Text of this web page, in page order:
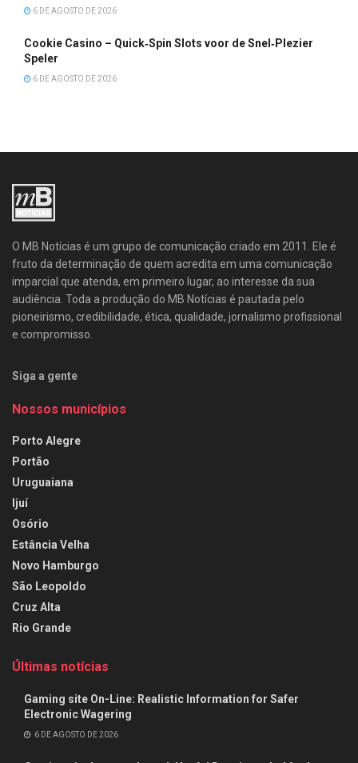
6 DE AGOSTO DE 2026
Cookie Casino – Quick‑Spin Slots voor de Snel‑Plezier
Speler
6 DE AGOSTO DE 2026
O MB Notícias é um grupo de comunicação criado em 2011. Ele é
fruto da determinação de quem acredita em uma comunicação
imparcial que atenda, em primeiro lugar, ao interesse da sua
audiência. Toda a produção do MB Notícias é pautada pelo
pioneirismo, credibilidade, ética, qualidade, jornalismo profissional
e compromisso.
Siga a gente
Nossos municípios
Porto Alegre
Portão
Uruguaiana
Ijuí
Osório
Estância Velha
Novo Hamburgo
São Leopoldo
Cruz Alta
Rio Grande
Últimas notícias
Gaming site On-Line: Realistic Information for Safer
Electronic Wagering
6 DE AGOSTO DE 2026